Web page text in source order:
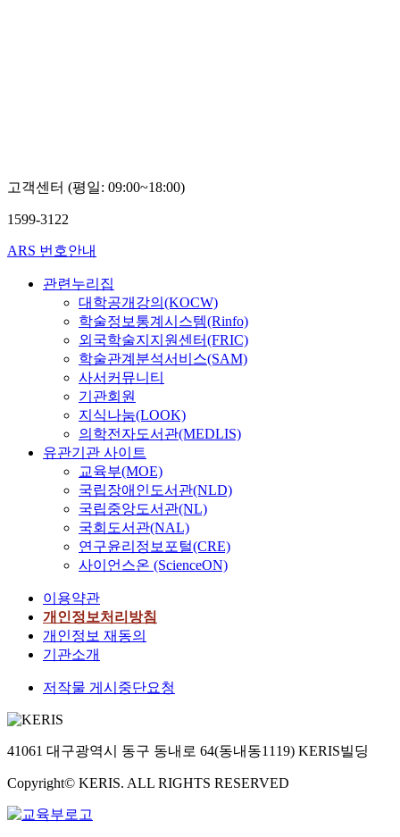
고객센터 (평일: 09:00~18:00)
1599-3122
ARS 번호안내
관련누리집
대학공개강의(KOCW)
학술정보통계시스템(Rinfo)
외국학술지지원센터(FRIC)
학술관계분석서비스(SAM)
사서커뮤니티
기관회원
지식나눔(LOOK)
의학전자도서관(MEDLIS)
유관기관 사이트
교육부(MOE)
국립장애인도서관(NLD)
국립중앙도서관(NL)
국회도서관(NAL)
연구윤리정보포털(CRE)
사이언스온 (ScienceON)
이용약관
개인정보처리방침
개인정보 재동의
기관소개
저작물 게시중단요청
41061 대구광역시 동구 동내로 64(동내동1119) KERIS빌딩
Copyright© KERIS. ALL RIGHTS RESERVED